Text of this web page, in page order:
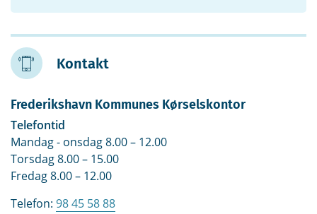
Kontakt
Frederikshavn Kommunes Kørselskontor
Telefontid
Mandag - onsdag 8.00 – 12.00
Torsdag 8.00 – 15.00
Fredag 8.00 – 12.00
Telefon: 98 45 58 88